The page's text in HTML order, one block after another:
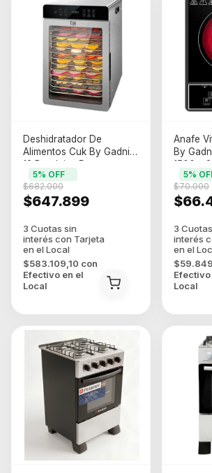
Deshidratador De
Alimentos Cuk By Gadnic
12 Bandejas Desmont
Plateado
$647.899
$682.000
5% OFF
$583.109,10 con
Efectivo en el
Local
Anafe
By
1500w
$70.000
5%
Efectivo
Local